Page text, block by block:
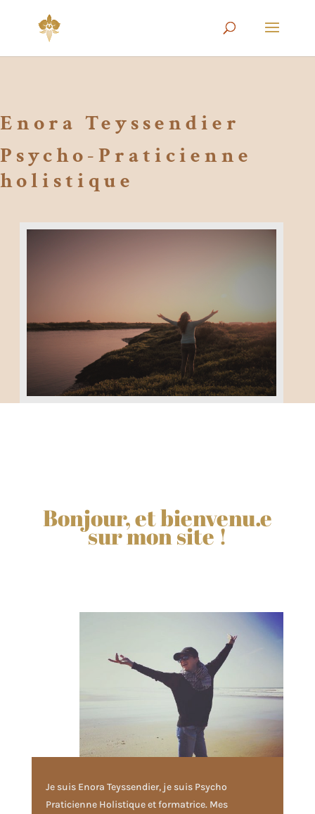
Enora Teyssendier
Psycho-Praticienne
holistique
Bonjour, et bienvenu.e
sur mon site !
Je suis Enora Teyssendier, je suis Psycho
Praticienne Holistique et formatrice. Mes